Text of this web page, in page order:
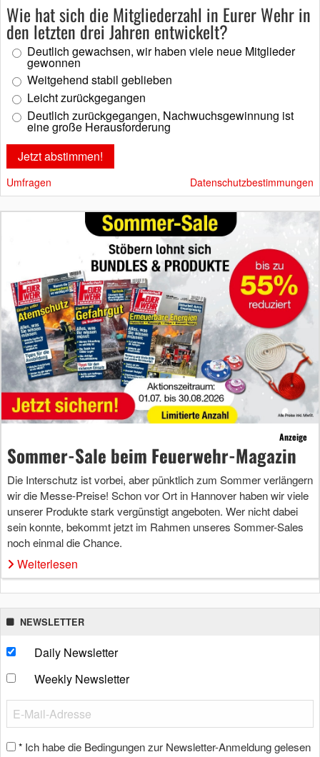
Wie hat sich die Mitgliederzahl in Eurer Wehr in
den letzten drei Jahren entwickelt?
Deutlich gewachsen, wir haben viele neue Mitglieder
gewonnen
Weitgehend stabil geblieben
Leicht zurückgegangen
Deutlich zurückgegangen, Nachwuchsgewinnung ist
eine große Herausforderung
Umfragen Datenschutzbestimmungen
Anzeige
Sommer-Sale beim Feuerwehr-Magazin
Die Interschutz ist vorbei, aber pünktlich zum Sommer verlängern
wir die Messe-Preise! Schon vor Ort in Hannover haben wir viele
unserer Produkte stark vergünstigt angeboten. Wer nicht dabei
sein konnte, bekommt jetzt im Rahmen unseres Sommer-Sales
noch einmal die Chance.
Weiterlesen
NEWSLETTER
Daily Newsletter
Weekly Newsletter
* Ich habe die Bedingungen zur Newsletter-Anmeldung gelesen